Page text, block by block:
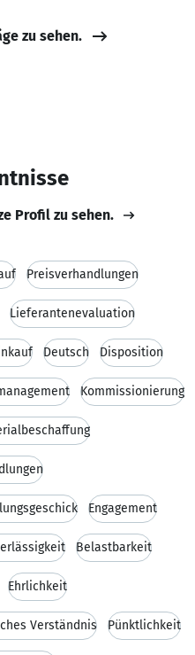
zu sehen.
Profil zu sehen.
Preisverhandlungen
Lieferantenevaluation
Deutsch Disposition
Kommissionierung
Engagement
Belastbarkeit
Ehrlichkeit
Verständnis Pünktlichkeit